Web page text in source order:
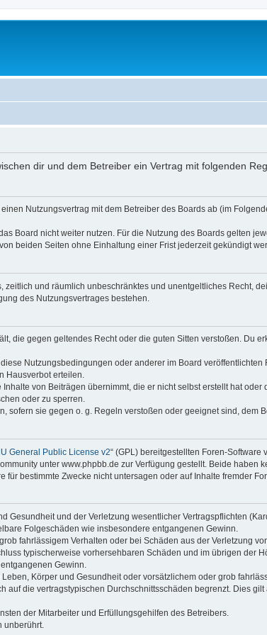
dir und dem Betreiber ein Vertrag mit folgenden
Nutzungsvertrag mit dem Betreiber des Boards ab (im
Board nicht weiter nutzen. Für die Nutzung des Boards gelten
beiden Seiten ohne Einhaltung einer Frist jederzeit gekündigt
und räumlich unbeschränktes und unentgeltliches Recht,
des Nutzungsvertrages bestehen.
die gegen geltendes Recht oder die guten Sitten verstoßen. Du
Nutzungsbedingungen oder anderer im Board
Hausverbot erteilen.
von Beiträgen übernimmt, die er nicht selbst erstellt hat
oder zu sperren.
sofern sie gegen o. g. Regeln verstoßen oder geeignet sind, dem
General Public License v2“ (GPL) bereitgestellten Foren-
unter www.phpbb.de zur Verfügung gestellt. Beide haben
bestimmte Zwecke nicht untersagen oder auf Inhalte fremder
Gesundheit und der Verletzung wesentlicher Vertragspflichten
Folgeschäden wie insbesondere entgangenen Gewinn.
fahrlässigem Verhalten oder bei Schäden aus der Verletzung
typischerweise vorhersehbaren Schäden und im übrigen der
Gewinn.
Körper und Gesundheit oder vorsätzlichem oder grob
die vertragstypischen Durchschnittsschäden begrenzt. Dies
der Mitarbeiter und Erfüllungsgehilfen des Betreibers.
unberührt.